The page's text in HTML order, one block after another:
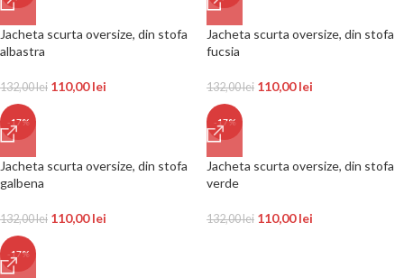
Jacheta scurta oversize, din stofa
albastra
132,00lei 110,00lei
Jacheta scurta oversize, din stofa
fucsia
132,00lei 110,00lei
-17%
Jacheta scurta oversize, din stofa
galbena
132,00lei 110,00lei
-17%
Jacheta scurta oversize, din stofa
verde
132,00lei 110,00lei
-17%